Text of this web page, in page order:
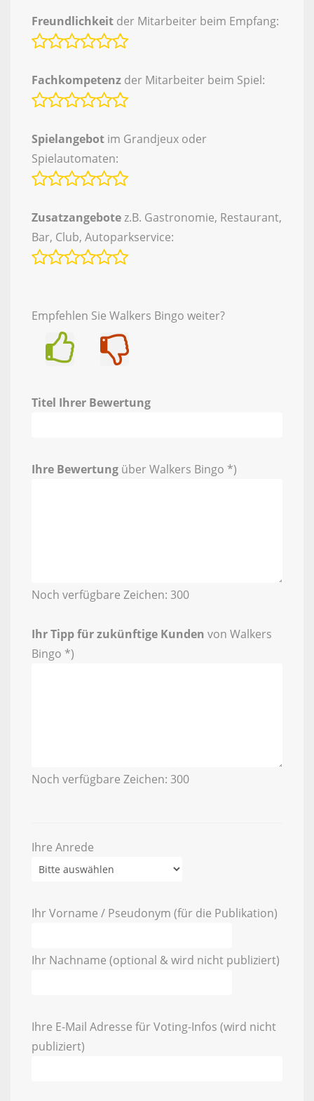
Freundlichkeit der Mitarbeiter beim Empfang:
Fachkompetenz der Mitarbeiter beim Spiel:
Spielangebot im Grandjeux oder
Spielautomaten:
Zusatzangebotez.B. Gastronomie, Restaurant,
Bar, Club, Autoparkservice:
Empfehlen Sie Walkers Bingo weiter?
Titel Ihrer Bewertung
Ihre Bewertung über Walkers Bingo *)
Noch verfügbare Zeichen: 300
Ihr Tipp für zukünftige Kunden von Walkers
Bingo *)
Noch verfügbare Zeichen: 300
Ihre Anrede
Ihr Vorname / Pseudonym (für die Publikation)
Ihr Nachname (optional & wird nicht publiziert)
Ihre E-Mail Adresse für Voting-Infos (wird nicht
publiziert)